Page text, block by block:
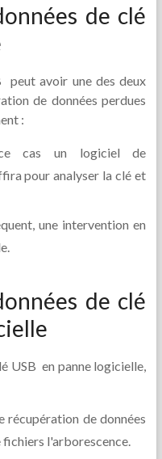
de clé
peut avoir une des deux
de données perdues
:
cas un logiciel de
pour analyser la clé et
une intervention en
de clé
USB en panne logicielle,
récupération de données
l'arborescence.